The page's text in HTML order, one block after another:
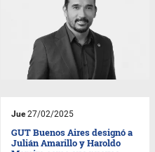
Jue27/02/2025
GUT Buenos Aires designó a
Julián Amarillo y Haroldo